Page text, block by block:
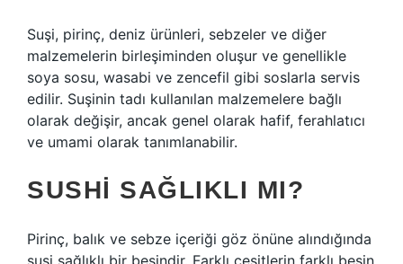
Suşi, pirinç, deniz ürünleri, sebzeler ve diğer
malzemelerin birleşiminden oluşur ve genellikle
soya sosu, wasabi ve zencefil gibi soslarla servis
edilir. Suşinin tadı kullanılan malzemelere bağlı
olarak değişir, ancak genel olarak hafif, ferahlatıcı
ve umami olarak tanımlanabilir.
SUSHI SAĞLIKLI MI?
Pirinç, balık ve sebze içeriği göz önüne alındığında
suşi sağlıklı bir besindir. Farklı çeşitlerin farklı besin